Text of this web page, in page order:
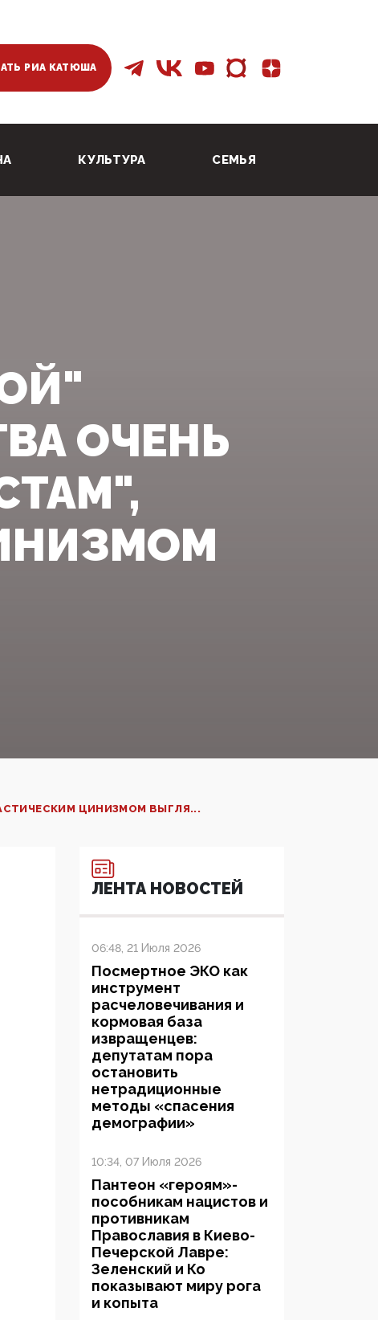
РИА КАТЮША
КУЛЬТУРА СЕМЬЯ
ОЧЕНЬ
ЦИНИЗМОМ ВЫГЛЯ...
ЛЕНТА НОВОСТЕЙ
06:48, 21 Июля 2026
Посмертное ЭКО как
инструмент
расчеловечивания и
кормовая база
извращенцев:
депутатам пора
остановить
нетрадиционные
методы «спасения
демографии»
10:34, 07 Июля 2026
Пантеон «героям»-
пособникам нацистов и
противникам
Православия в Киево-
Печерской Лавре:
Зеленский и Ко
показывают миру рога
и копыта